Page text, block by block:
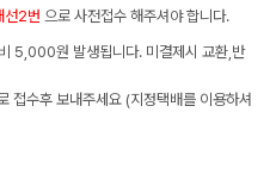
선2번 으로 사전접수 해주셔야 합니다.
5,000원 발생됩니다. 미결제시 교환,반
접수후 보내주세요 (지정택배를 이용하셔